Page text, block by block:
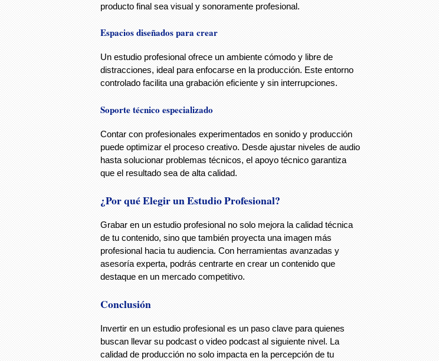
producto final sea visual y sonoramente profesional.
Espacios diseñados para crear
Un estudio profesional ofrece un ambiente cómodo y libre de
distracciones, ideal para enfocarse en la producción. Este entorno
controlado facilita una grabación eficiente y sin interrupciones.
Soporte técnico especializado
Contar con profesionales experimentados en sonido y producción
puede optimizar el proceso creativo. Desde ajustar niveles de audio
hasta solucionar problemas técnicos, el apoyo técnico garantiza
que el resultado sea de alta calidad.
¿Por qué Elegir un Estudio Profesional?
Grabar en un estudio profesional no solo mejora la calidad técnica
de tu contenido, sino que también proyecta una imagen más
profesional hacia tu audiencia. Con herramientas avanzadas y
asesoría experta, podrás centrarte en crear un contenido que
destaque en un mercado competitivo.
Conclusión
Invertir en un estudio profesional es un paso clave para quienes
buscan llevar su podcast o video podcast al siguiente nivel. La
calidad de producción no solo impacta en la percepción de tu